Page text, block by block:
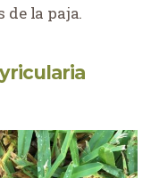
la paja.